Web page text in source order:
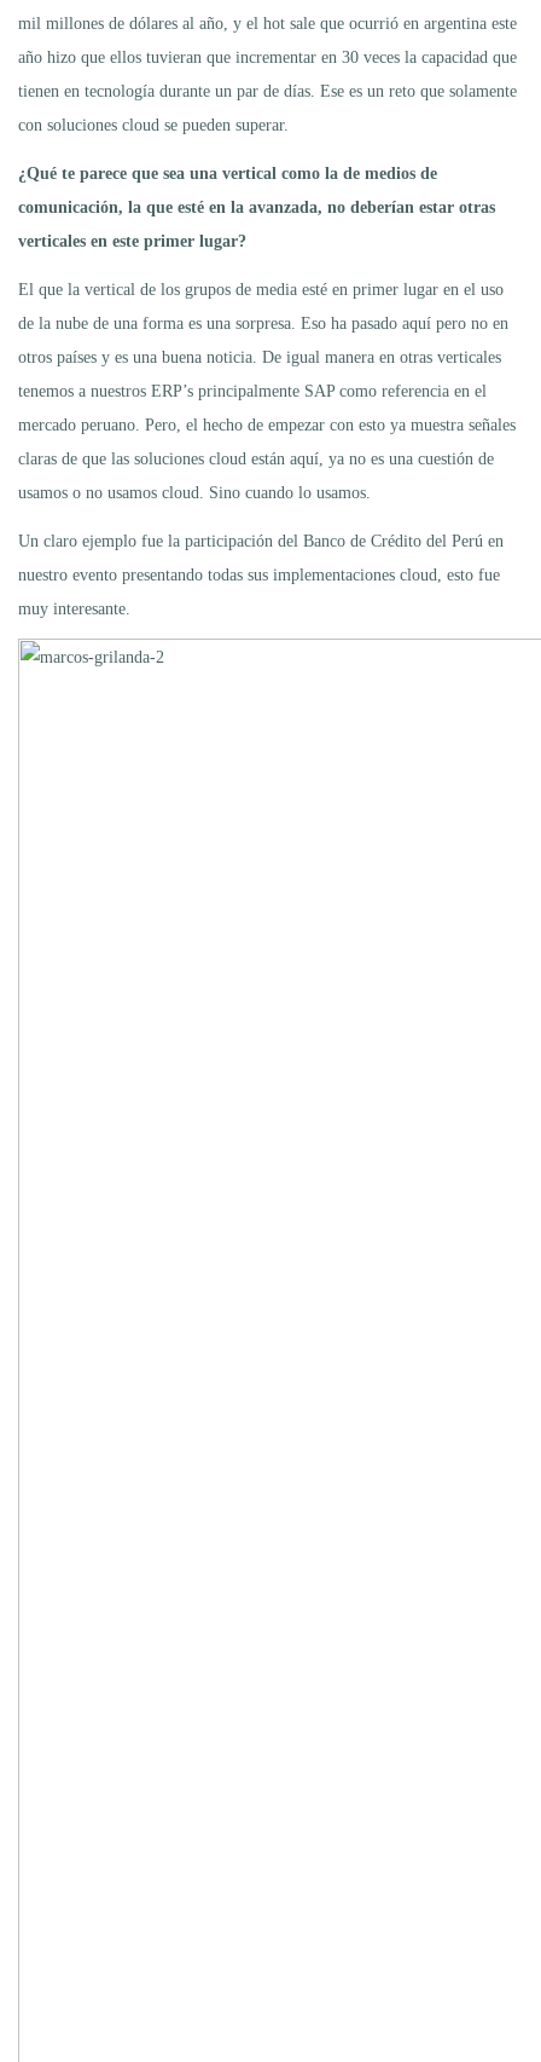
mil millones de dólares al año, y el hot sale que ocurrió en argentina este
año hizo que ellos tuvieran que incrementar en 30 veces la capacidad que
tienen en tecnología durante un par de días. Ese es un reto que solamente
con soluciones cloud se pueden superar.
¿Qué te parece que sea una vertical como la de medios de
comunicación, la que esté en la avanzada, no deberían estar otras
verticales en este primer lugar?
El que la vertical de los grupos de media esté en primer lugar en el uso
de la nube de una forma es una sorpresa. Eso ha pasado aquí pero no en
otros países y es una buena noticia. De igual manera en otras verticales
tenemos a nuestros ERP’s principalmente SAP como referencia en el
mercado peruano. Pero, el hecho de empezar con esto ya muestra señales
claras de que las soluciones cloud están aquí, ya no es una cuestión de
usamos o no usamos cloud. Sino cuando lo usamos.
Un claro ejemplo fue la participación del Banco de Crédito del Perú en
nuestro evento presentando todas sus implementaciones cloud, esto fue
muy interesante.